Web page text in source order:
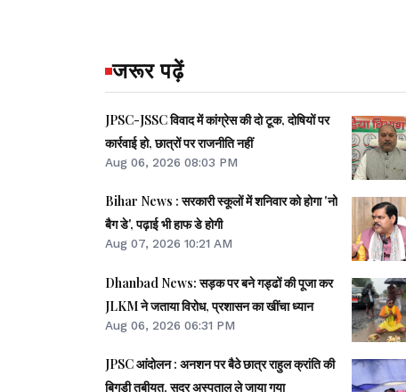
जरूर पढ़ें
JPSC-JSSC विवाद में कांग्रेस की दो टूक, दोषियों पर
कार्रवाई हो, छात्रों पर राजनीति नहीं
Aug 06, 2026 08:03 PM
Bihar News : सरकारी स्कूलों में शनिवार को होगा 'नो
बैग डे', पढ़ाई भी हाफ डे होगी
Aug 07, 2026 10:21 AM
Dhanbad News: सड़क पर बने गड्ढों की पूजा कर
JLKM ने जताया विरोध, प्रशासन का खींचा ध्यान
Aug 06, 2026 06:31 PM
JPSC आंदोलन : अनशन पर बैठे छात्र राहुल क्रांति की
बिगड़ी तबीयत, सदर अस्पताल ले जाया गया